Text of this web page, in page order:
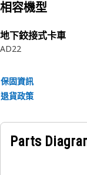
相容機型
地下鉸接式卡車
AD22
保固資訊
退貨政策
Parts